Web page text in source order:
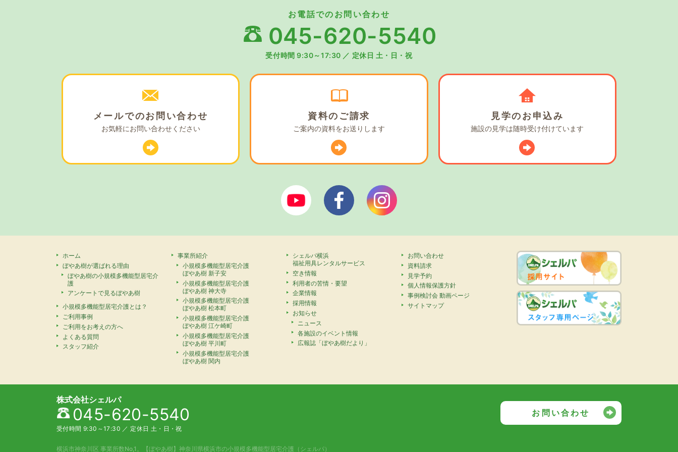
お電話でのお問い合わせ
045-620-5540
受付時間 9:30～17:30 ／ 定休日 土・日・祝
メールでのお問い合わせ
お気軽にお問い合わせください
資料の ご請求
ご案内の資料をお送りします
見学のお申込み
施設の見学は随時受け付けています
ぼやあ樹Youtubeシェルパフェイスブック
ホーム
ぼやあ樹が選ばれる理由
ぼやあ樹の小規模多機能型居宅介
護
アンケートで見るぼやあ樹
小規模多機能型居宅介護とは？
ご利用事例
ご利用をお考えの方へ
よくある質問
スタッフ紹介
事業所紹介
小規模多機能型居宅介護
ぼやあ樹 新子安
小規模多機能型居宅介護
ぼやあ樹 神大寺
小規模多機能型居宅介護
ぼやあ樹 松本町
小規模多機能型居宅介護
ぼやあ樹 江ケ崎町
小規模多機能型居宅介護
ぼやあ樹 平川町
小規模多機能型居宅介護
ぼやあ樹 関内
シェルパ横浜
福祉用具レンタルサービス
空き情報
利用者の苦情・要望
企業情報
採用情報
お知らせ
ニュース
各施設のイベント情報
広報誌「ぼやあ樹だより」
お問い合わせ
資料請求
見学予約
個人情報保護方針
事例検討会 動画ページ
サイトマップ
株式会社シェルパ
045-620-5540
受付時間 9:30～17:30 ／ 定休日 土・日・祝
お問い合わせ
横浜市神奈川区 事業所数No,1。 【ぼやあ樹】神奈川県横浜市の小規模多機能型居宅介護（シェルパ）